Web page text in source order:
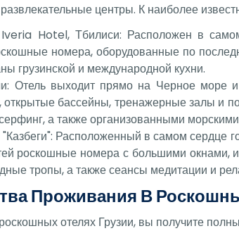
центры. К наиболее
Hotel, Тбилиси: Расположен в
номера, оборудованные по
грузинской и международной кухни.
Отель выходит прямо на Черное море
бассейны, тренажерные залы и
а также организованными
Расположенный в самом сердце
роскошные номера с большими окнами,
тропы, а также сеансы медитации и
Проживания В
отелях Грузии, вы получите